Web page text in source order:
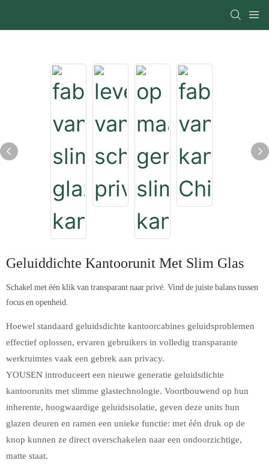
Geluiddichte Kantoorunit Met Slim Glas
Schakel met één klik van transparant naar privé. Vind de juiste balans tussen
focus en openheid.
Hoewel standaard geluidsdichte kantoorcabines geluidsproblemen
effectief oplossen, ervaren gebruikers in volledig transparante
werkruimtes vaak een gebrek aan privacy.
YOUSEN introduceert een nieuwe generatie geluidsdichte
kantoorunits met slimme glastechnologie. Voortbouwend op hun
inherente, hoogwaardige geluidsisolatie, geven deze units hun
glazen deuren en ramen een unieke functie: met één druk op de
knop kunnen ze direct overschakelen naar een ondoorzichtige,
matte staat.